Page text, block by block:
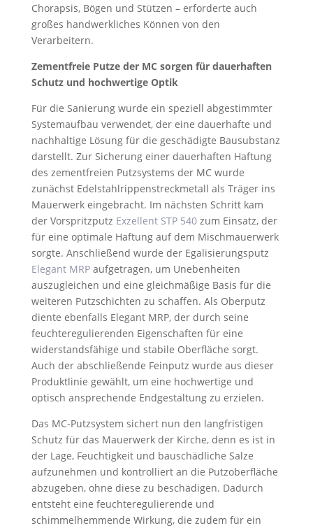
Chorapsis, Bögen und Stützen – erforderte auch
großes handwerkliches Können von den
Verarbeitern.
Zementfreie Putze der MC sorgen für dauerhaften
Schutz und hochwertige Optik
Für die Sanierung wurde ein speziell abgestimmter
Systemaufbau verwendet, der eine dauerhafte und
nachhaltige Lösung für die geschädigte Bausubstanz
darstellt. Zur Sicherung einer dauerhaften Haftung
des zementfreien Putzsystems der MC wurde
zunächst Edelstahlrippenstreckmetall als Träger ins
Mauerwerk eingebracht. Im nächsten Schritt kam
der Vorspritzputz Exzellent STP 540zum Einsatz, der
für eine optimale Haftung auf dem Mischmauerwerk
sorgte. Anschließend wurde der Egalisierungsputz
Elegant MRPaufgetragen, um Unebenheiten
auszugleichen und eine gleichmäßige Basis für die
weiteren Putzschichten zu schaffen. Als Oberputz
diente ebenfalls Elegant MRP, der durch seine
feuchteregulierenden Eigenschaften für eine
widerstandsfähige und stabile Oberfläche sorgt.
Auch der abschließende Feinputz wurde aus dieser
Produktlinie gewählt, um eine hochwertige und
optisch ansprechende Endgestaltung zu erzielen.
Das MC-Putzsystem sichert nun den langfristigen
Schutz für das Mauerwerk der Kirche, denn es ist in
der Lage, Feuchtigkeit und bauschädliche Salze
aufzunehmen und kontrolliert an die Putzoberfläche
abzugeben, ohne diese zu beschädigen. Dadurch
entsteht eine feuchteregulierende und
schimmelhemmende Wirkung, die zudem für ein